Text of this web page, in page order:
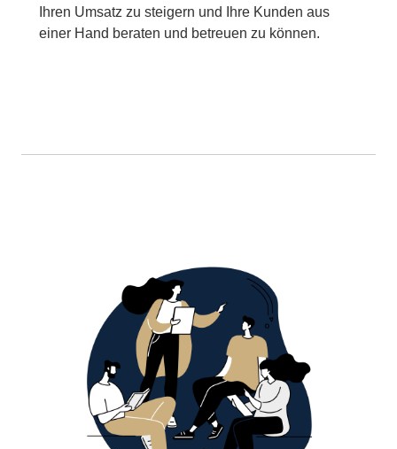
Ihren Umsatz zu steigern und Ihre Kunden aus
einer Hand beraten und betreuen zu können.